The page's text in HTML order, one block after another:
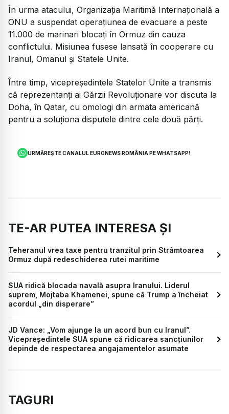
În urma atacului, Organizația Maritimă Internațională a
ONU a suspendat operațiunea de evacuare a peste
11.000 de marinari blocați în Ormuz din cauza
conflictului. Misiunea fusese lansată în cooperare cu
Iranul, Omanul și Statele Unite.
Între timp, vicepreședintele Statelor Unite a transmis
că reprezentanți ai Gărzii Revoluționare vor discuta la
Doha, în Qatar, cu omologi din armata americană
pentru a soluționa disputele dintre cele două părți.
URMĂREȘTE CANALUL EURONEWS ROMÂNIA PE WHATSAPP!
TE-AR PUTEA INTERESA ȘI
Teheranul vrea taxe pentru tranzitul prin Strâmtoarea
Ormuz după redeschiderea rutei maritime
SUA ridică blocada navală asupra Iranului. Liderul
suprem, Mojtaba Khamenei, spune că Trump a încheiat
acordul „din disperare”
JD Vance: „Vom ajunge la un acord bun cu Iranul”.
Vicepreședintele SUA spune că ridicarea sancțiunilor
depinde de respectarea angajamentelor asumate
TAGURI